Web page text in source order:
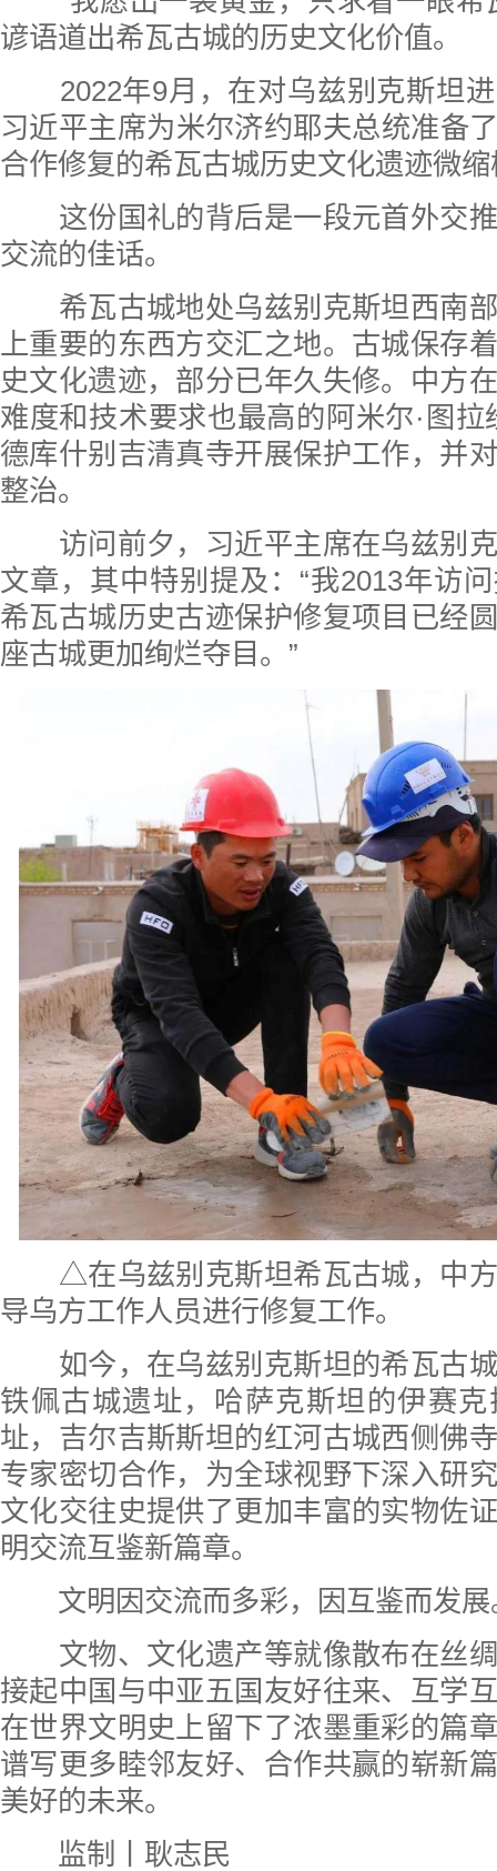
谚语道出希瓦古城的历史文化价值。
2022年9月，在对乌兹别克斯坦进
习近平主席为米尔济约耶夫总统准
合作修复的希瓦古城历史文化遗迹微
这份国礼的背后是一段元首外交推
交流的佳话。
希瓦古城地处乌兹别克斯坦西南部
上重要的东西方交汇之地。古城保存
史文化遗迹，部分已年久失修。中方
难度和技术要求也最高的阿米尔·图拉
德库什别吉清真寺开展保护工作，并
整治。
访问前夕，习近平主席在乌兹别克
文章，其中特别提及：“我2013年访
希瓦古城历史古迹保护修复项目已经
座古城更加绚烂夺目。”
△在乌兹别克斯坦希瓦古城，中方
导乌方工作人员进行修复工作。
如今，在乌兹别克斯坦的希瓦古城
铁佩古城遗址，哈萨克斯坦的伊赛
址，吉尔吉斯斯坦的红河古城西侧佛
专家密切合作，为全球视野下深入研
文化交往史提供了更加丰富的实物佐
明交流互鉴新篇章。
文明因交流而多彩，因互鉴而发展
文物、文化遗产等就像散布在丝绸
接起中国与中亚五国友好往来、互学
在世界文明史上留下了浓墨重彩的篇
谱写更多睦邻友好、合作共赢的崭新
美好的未来。
监制丨耿志民